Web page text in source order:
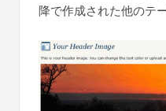
降で作成された他のテ